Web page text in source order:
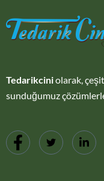
Tedarikciniolarak,
sunduğumuz